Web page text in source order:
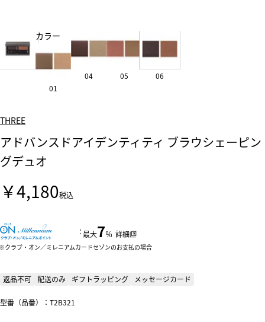
カラー
01
04 05 06
THREE
アドバンスドアイデンティティ ブラウシェーピン
グデュオ
￥4,180税込
：最大7％ 詳細
クラブ・オン／ミレニアムカードセゾンのお支払の場合
返品不可 配送のみ ギフトラッピング メッセージカード
型番（品番）：T2B321